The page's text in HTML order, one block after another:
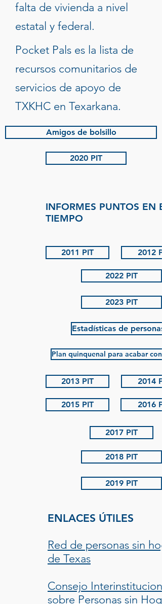
falta de vivienda a nivel
estatal y federal.
Pocket Pals es la lista de
recursos comunitarios de
servicios de apoyo de
TXKHC en Texarkana.
Amigos de bolsillo
2020 PIT
INFORMES PUNTOS EN
TIEMPO
2011 PIT 2012
2022 PIT
2023 PIT
Estadísticas de
Plan quinquenal para acabar
2013 PIT
2015 PIT
2014
2016
2017 PIT
2018 PIT
2019 PIT
ENLACES ÚTILES
Red de personas sin
de Texas
Consejo
sobre Personas sin